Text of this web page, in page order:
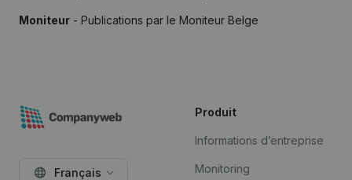
Moniteur - Publications par le Moniteur Belge
Français
Produit
Informations d’entreprise
Monitoring